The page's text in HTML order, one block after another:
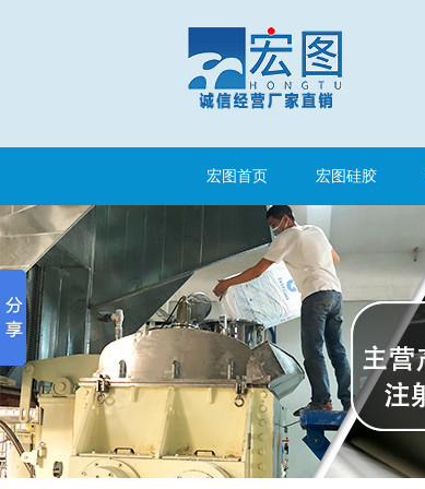
宏图首页 宏图硅胶
注射硅胶
手板硅胶